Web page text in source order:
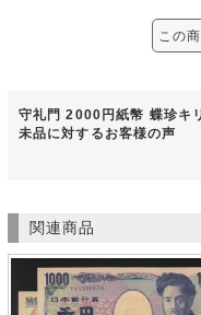
この
守礼門 2000円紙幣 蝶珍
未品に対するお客様の声
関連商品